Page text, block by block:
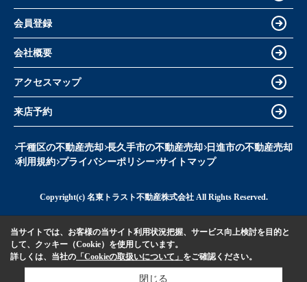
会員登録
会社概要
アクセスマップ
来店予約
千種区の不動産売却 長久手市の不動産売却 日進市の不動産売却
利用規約 プライバシーポリシー サイトマップ
Copyright(c) 名東トラスト不動産株式会社 All Rights Reserved.
当サイトでは、お客様の当サイト利用状況把握、サービス向上検討を目的と
して、クッキー（Cookie）を使用しています。
詳しくは、当社の 「Cookieの取扱いについて」 をご確認ください。
閉じる